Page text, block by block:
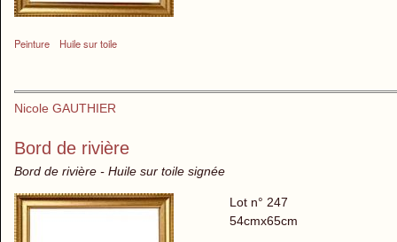
Peinture Huile sur toile
Nicole GAUTHIER
Bord de rivière
Bord de rivière - Huile sur toile signée
Lot n° 247
54cmx65cm